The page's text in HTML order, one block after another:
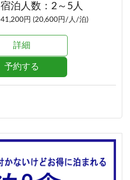
宿泊人数：2～5人
41,200円 (20,600円/人/泊)
詳細
予約する